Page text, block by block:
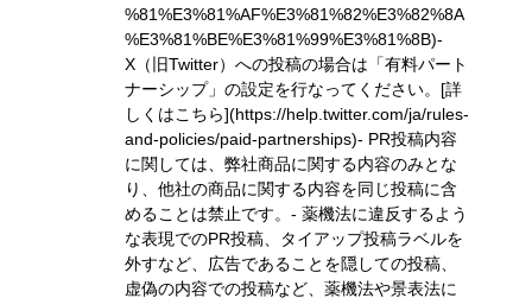
%81%E3%81%AF%E3%81%82%E3%82%8A
%E3%81%BE%E3%81%99%E3%81%8B)-
X（旧Twitter）への投稿の場合は「有料パート
ナーシップ」の設定を行なってください。 [詳
しくはこちら](https://help.twitter.com/ja/rules-
and-policies/paid-partnerships)- PR投稿内容
に関しては、弊社商品に関する内容のみとな
り、他社の商品に関する内容を同じ投稿に含
めることは禁止です。- 薬機法に違反するよう
な表現でのPR投稿、タイアップ投稿ラベルを
外すなど、広告であることを隠しての投稿、
虚偽の内容での投稿など、薬機法や景表法に